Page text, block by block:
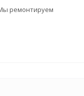
ремонтируем